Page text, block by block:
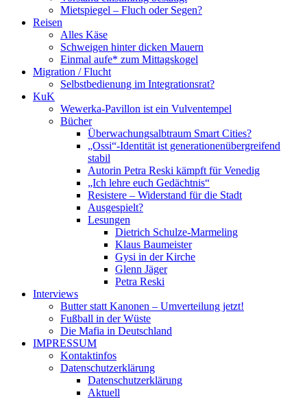
Mietspiegel – Fluch oder Segen?
Reisen
Alles Käse
Schweigen hinter dicken Mauern
Einmal aufe* zum Mittagskogel
Migration / Flucht
Selbstbedienung im Integrationsrat?
KuK
Wewerka-Pavillon ist ein Vulventempel
Bücher
Überwachungsalbtraum Smart Cities?
„Ossi“-Identität ist generationenübergreifend
stabil
Autorin Petra Reski kämpft für Venedig
„Ich lehre euch Gedächtnis“
Resistere – Widerstand für die Stadt
Ausgespielt?
Lesungen
Dietrich Schulze-Marmeling
Klaus Baumeister
Gysi in der Kirche
Glenn Jäger
Petra Reski
Interviews
Butter statt Kanonen – Umverteilung jetzt!
Fußball in der Wüste
Die Mafia in Deutschland
IMPRESSUM
Kontaktinfos
Datenschutzerklärung
Datenschutzerklärung
Aktuell